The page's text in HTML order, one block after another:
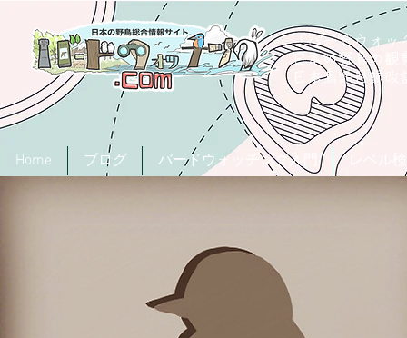
「バードウォッ
日本の野鳥の観
日本鳥類目録
Home ブログ バードウォッチング入門